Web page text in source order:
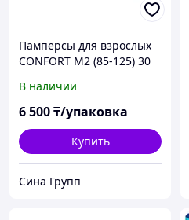
Памперсы для взрослых
CONFORT M2 (85-125) 30
В наличии
6 500₸/упаковка
Купить
Сина Групп